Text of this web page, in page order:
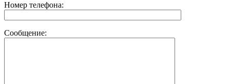
Номер телефона:
Сообщение: